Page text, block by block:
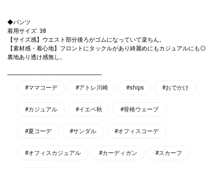
◆パンツ
着用サイズ: 38
【サイズ感】ウエスト部分後ろがゴムになっていて楽ちん。
【素材感・着心地】フロントにタックルがあり綺麗めにもカジュアルにも◎
裏地あり透け感無し。
-----------------------------------------------------------------
#ママコーデ
#アトレ川崎 #ships #おでかけ
#カジュアル #イエベ秋 #骨格ウェーブ
#夏コーデ #サンダル #オフィスコーデ
#オフィスカジュアル #カーディガン #スカーフ